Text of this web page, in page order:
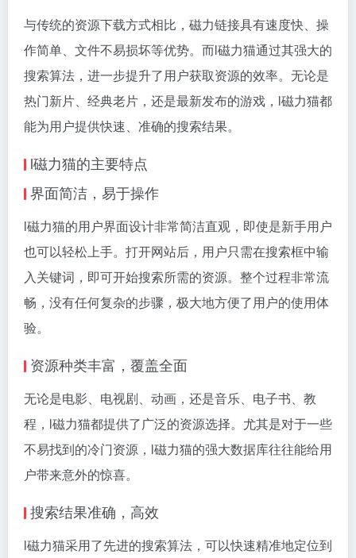
与传统的资源下载方式相比，磁力链接具有速度快、操
作简单、文件不易损坏等优势。而l磁力猫通过其强大的
搜索算法，进一步提升了用户获取资源的效率。无论是
热门新片、经典老片，还是最新发布的游戏，l磁力猫都
能为用户提供快速、准确的搜索结果。
l磁力猫的主要特点
界面简洁，易于操作
l磁力猫的用户界面设计非常简洁直观，即使是新手用户
也可以轻松上手。打开网站后，用户只需在搜索框中输
入关键词，即可开始搜索所需的资源。整个过程非常流
畅，没有任何复杂的步骤，极大地方便了用户的使用体
验。
资源种类丰富，覆盖全面
无论是电影、电视剧、动画，还是音乐、电子书、教
程，l磁力猫都提供了广泛的资源选择。尤其是对于一些
不易找到的冷门资源，l磁力猫的强大数据库往往能给用
户带来意外的惊喜。
搜索结果准确，高效
l磁力猫采用了先进的搜索算法，可以快速精准地定位到